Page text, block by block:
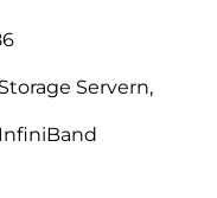
Servern,